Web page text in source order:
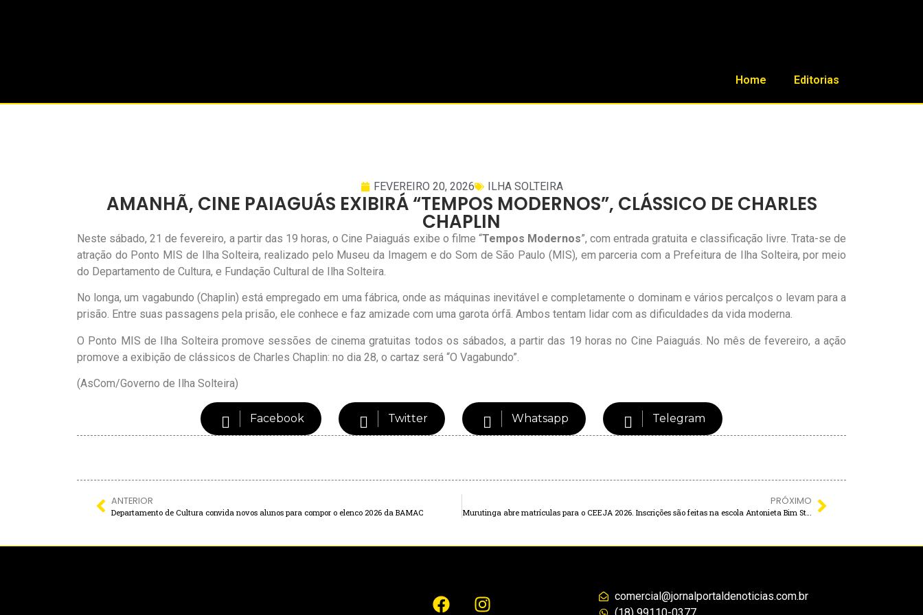
Home Editorias
FEVEREIRO 20, 2026 ILHA SOLTEIRA
AMANHÃ, CINE PAIAGUÁS EXIBIRÁ “TEMPOS MODERNOS”, CLÁSSICO DE CHARLES
CHAPLIN
Neste sábado, 21 de fevereiro, a partir das 19 horas, o Cine Paiaguás exibe o filme “Tempos Modernos”, com entrada gratuita e classificação livre. Trata-se de
atração do Ponto MIS de Ilha Solteira, realizado pelo Museu da Imagem e do Som de São Paulo (MIS), em parceria com a Prefeitura de Ilha Solteira, por meio
do Departamento de Cultura, e Fundação Cultural de Ilha Solteira.
No longa, um vagabundo (Chaplin) está empregado em uma fábrica, onde as máquinas inevitável e completamente o dominam e vários percalços o levam para a
prisão. Entre suas passagens pela prisão, ele conhece e faz amizade com uma garota órfã. Ambos tentam lidar com as dificuldades da vida moderna.
O Ponto MIS de Ilha Solteira promove sessões de cinema gratuitas todos os sábados, a partir das 19 horas no Cine Paiaguás. No mês de fevereiro, a ação
promove a exibição de clássicos de Charles Chaplin: no dia 28, o cartaz será “O Vagabundo”.
(AsCom/Governo de Ilha Solteira)
Facebook Twitter Whatsapp Telegram
ANTERIOR
Departamento de Cultura convida novos alunos para compor o elenco 2026 da BAMAC
PRÓXIMO
Murutinga abre matrículas para o CEEJA 2026. Inscrições são feitas na escola Antonieta Bim Storti
comercial@jornalportaldenoticias.com.br
(18) 99110-0377